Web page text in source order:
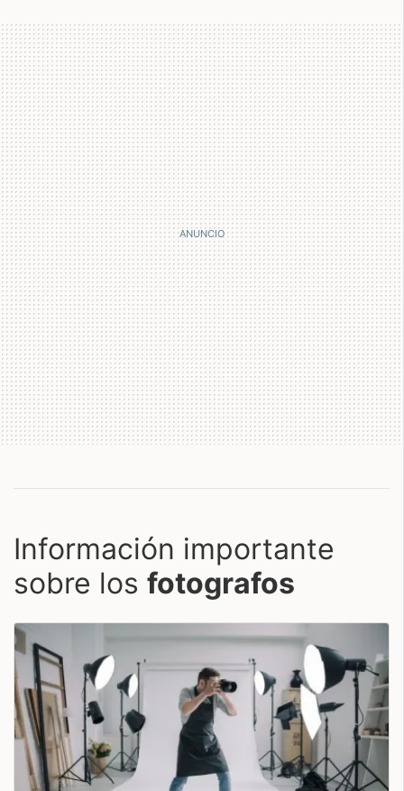
Información importante
sobre los fotografos